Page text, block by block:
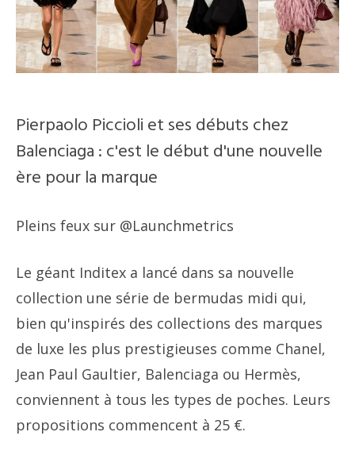
Pierpaolo Piccioli et ses débuts chez
Balenciaga : c'est le début d'une nouvelle
ère pour la marque
Pleins feux sur @Launchmetrics
Le géant Inditex a lancé dans sa nouvelle
collection une série de bermudas midi qui,
bien qu'inspirés des collections des marques
de luxe les plus prestigieuses comme Chanel,
Jean Paul Gaultier, Balenciaga ou Hermès,
conviennent à tous les types de poches. Leurs
propositions commencent à 25 €.